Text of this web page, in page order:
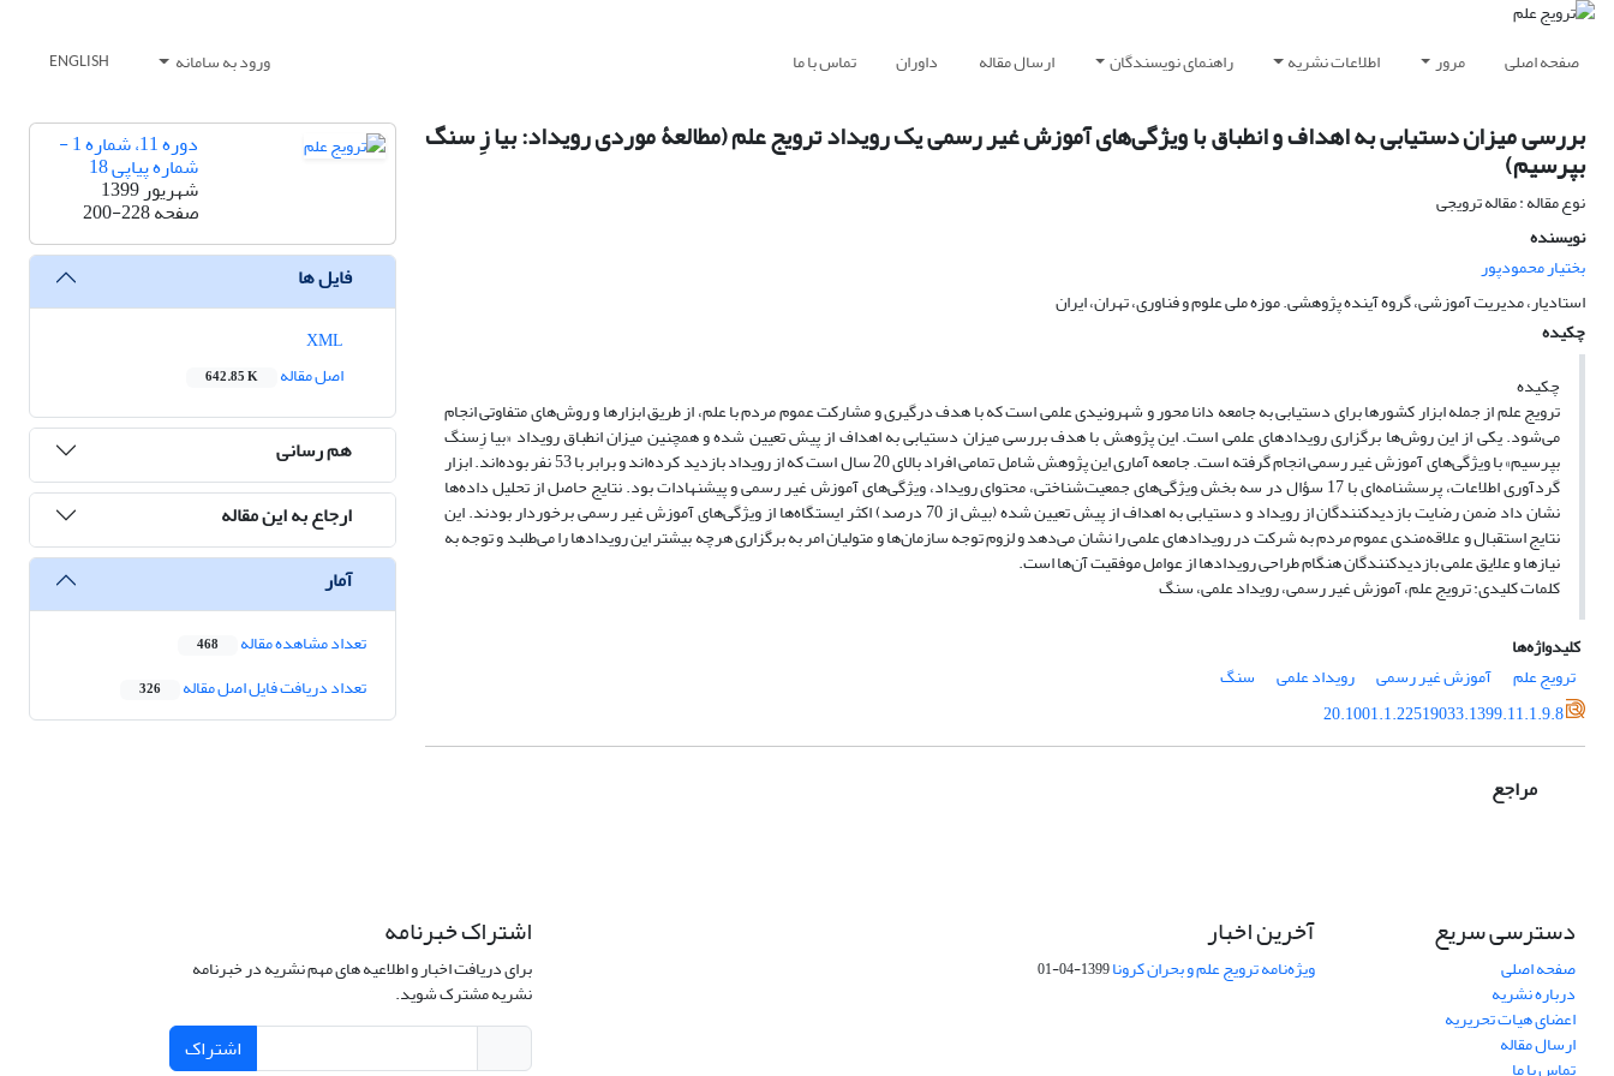
صفحه اصلی مرور اطلاعات نشریه راهنمای نویسندگان ارسال مقاله داوران تماس با ما ورود به سامانه ENGLISH
بررسی میزان دستیابی به اهداف و انطباق با ویژگی‌های آموزش غیر رسمی یک رویداد ترویج علم (مطالعۀ موردی رویداد: بیا زِ سنگ
بپرسیم)
نوع مقاله : مقاله ترویجی
نویسنده
بختیار محمودپور
استادیار، مدیریت آموزشی، گروه آینده پژوهشی. موزه ملی علوم و فناوری، تهران، ایران
چکیده
چکیده
ترویج علم از جمله ابزار کشورها برای دستیابی به جامعه دانا محور و شهرونیدی علمی است که با هدف درگیری و مشارکت عموم مردم با علم، از طریق ابزارها و روش‌های متفاوتی انجام
می‌شود. یکی از این روش‌ها برگزاری رویدادهای علمی است. این پژوهش با هدف بررسی میزان دستیابی به اهداف از پیش تعیین شده و همچنین میزان انطباق رویداد «بیا زِسنگ
بپرسیم» با ویژگی‌های آموزش غیر رسمی انجام گرفته است. جامعه آماری این پژوهش شامل تمامی افراد بالای 20 سال است که از رویداد بازدید کرده‌اند و برابر با 53 نفر بوده‌اند. ابزار
گردآوری اطلاعات، پرسشنامه‌ای با 17 سؤال در سه بخش ویژگی‌های جمعیت‌شناختی، محتوای رویداد، ویژگی‌های آموزش غیر رسمی و پیشنهادات بود. نتایج حاصل از تحلیل داده‌ها
نشان داد ضمن رضایت بازدیدکنندگان از رویداد و دستیابی به اهداف از پیش تعیین شده (بیش از 70 درصد) اکثر ایستگاه‌ها از ویژگی‌های آموزش غیر رسمی برخوردار بودند. این
نتایج استقبال و علاقه‌مندی عموم مردم به شرکت در رویدادهای علمی را نشان می‌دهد و لزوم توجه سازمان‌ها و متولیان امر به برگزاری هرچه بیشتر این رویدادها را می‌طلبد و توجه به
نیازها و علایق علمی بازدیدکنندگان هنگام طراحی رویدادها از عوامل موفقیت آن‌ها است.
کلمات کلیدی: ترویج علم، آموزش غیر رسمی، رویداد علمی، سنگ
کلیدواژه‌ها
ترویج علم
آموزش غیر رسمی رویداد علمی
سنگ
20.1001.1.22519033.1399.11.1.9.8
مراجع
دوره 11، شماره 1 -
شماره پیاپی 18
شهریور 1399
صفحه200-228
فایل ها
اصل مقاله
642.85 K
هم رسانی
ارجاع به این مقاله
آمار
تعداد مشاهده مقاله 468
تعداد دریافت فایل اصل مقاله 326
دسترسی سریع
صفحه اصلی
درباره نشریه
اعضای هیات تحریریه
ارسال مقاله
آخرین اخبار
ویژه‌نامه ترویج علم و بحران کرونا1399-04-01
اشتراک خبرنامه
برای دریافت اخبار و اطلاعیه های مهم نشریه در خبرنامه
نشریه مشترک شوید.
اشتراک